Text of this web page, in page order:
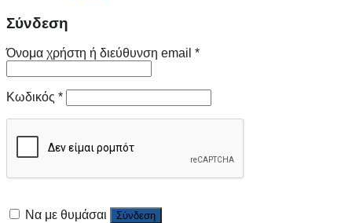
Σύνδεση
Όνομα χρήστη ή διεύθυνση email *
Κωδικός *
Να με θυμάσαι Σύνδεση